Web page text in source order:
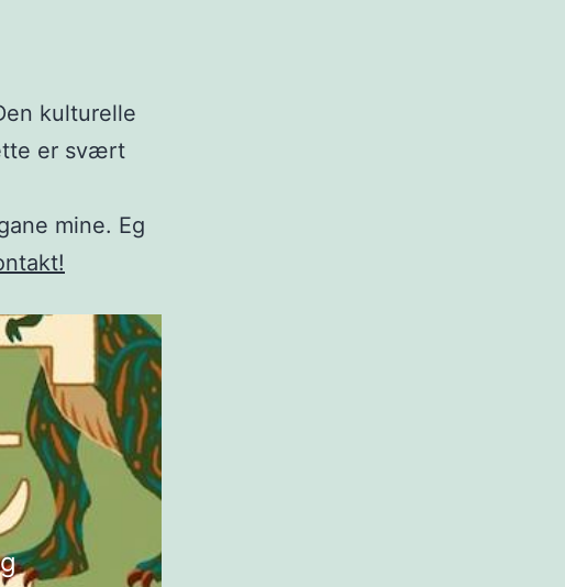
kulturelle
er svært
mine. Eg